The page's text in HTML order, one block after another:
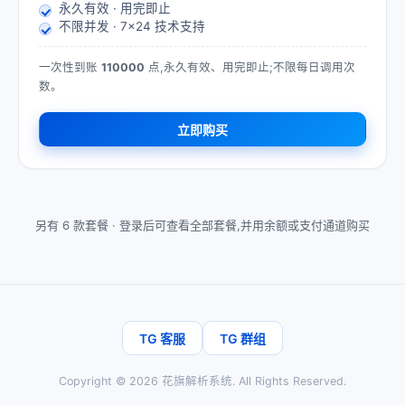
永久有效 · 用完即止
不限并发 · 7×24 技术支持
一次性到账 110000 点,永久有效、用完即止;不限每日调用次
数。
立即购买
另有 6 款套餐 · 登录后可查看全部套餐,并用余额或支付通道购买
TG 客服 TG 群组
Copyright © 2026 花旗解析系统. All Rights Reserved.